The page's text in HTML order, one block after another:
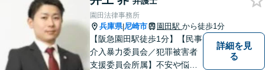
園田法律事務所
兵庫県|尼崎市 園田駅 から徒歩1分
【阪急園田駅徒歩1分】【民事
介入暴力委員会／犯罪被害者
支援委員会所属】不安や悩み
詳細を見
る